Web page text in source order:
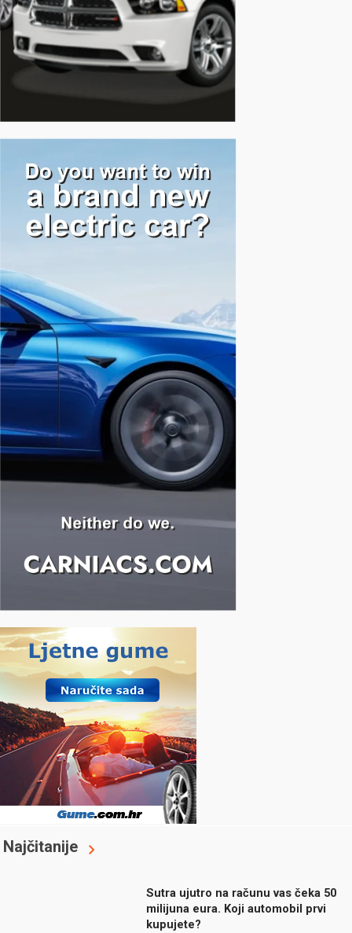
Najčitanije
Sutra ujutro na računu vas čeka 50
milijuna eura. Koji automobil prvi
kupujete?